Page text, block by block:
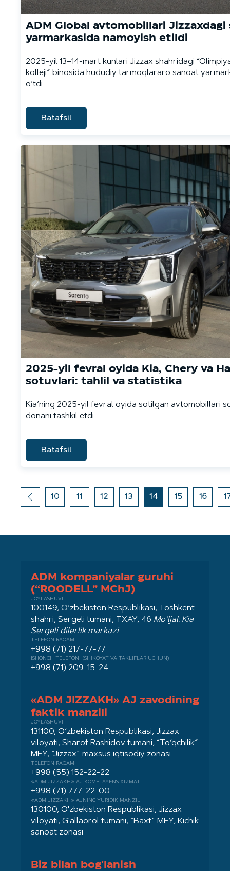
ADM Global avtomobillari Jizzaxdagi
yarmarkasida namoyish etildi
2025-yil 13–14-mart kunlari Jizzax shahridagi
kolleji” binosida hududiy tarmoqlararo sanoat
o‘tdi.
Batafsil
2025-yil fevral oyida Kia, Chery va
sotuvlari: tahlil va statistika
Kia’ning 2025-yil fevral oyida sotilgan avtomobillari
donani tashkil etdi.
Batafsil
10 11 12 13 14 15 16
ADM kompaniyalar guruhi
(“ROODELL” MChJ)
JOYLASHUVI
100149, O‘zbekiston Respublikasi, Toshkent
shahri, Sergeli tumani, TXAY, 46 Mo‘ljal: Kia
Sergeli dilerlik markazi
TELEFON RAQAMI
+998 (71) 217-77-77
ISHONCH TELEFONI (SHIKOYAT VA TAKLIFLAR UCHUN)
+998 (71) 209-15-24
«ADM JIZZAKH» AJ zavodining
faktik manzili
JOYLASHUVI
131100, O‘zbekiston Respublikasi, Jizzax
viloyati, Sharof Rashidov tumani, “To‘qchilik”
MFY, “Jizzax” maxsus iqtisodiy zonasi
TELEFON RAQAMI
+998 (55) 152-22-22
«ADM JIZZAKH» AJ KOMPLAYENS XIZMATI
+998 (71) 777-22-00
«ADM JIZZAKH» AJNING YURIDIK MANZILI
130100, O'zbekiston Respublikasi, Jizzax
viloyati, G'allaorol tumani, “Baxt” MFY, Kichik
sanoat zonasi
Biz bilan bog'lanish